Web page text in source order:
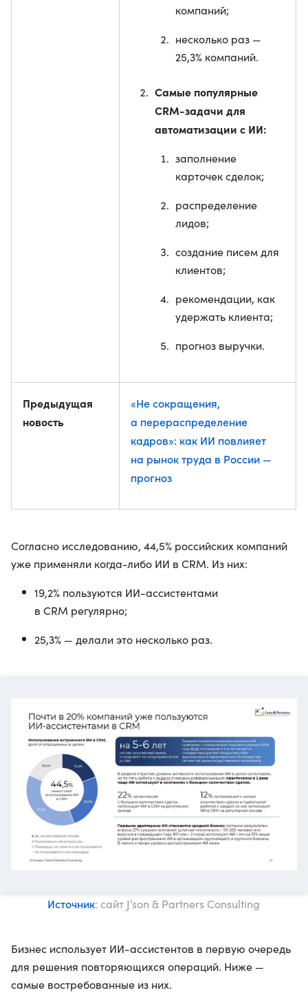
компаний;
несколько раз —
25,3% компаний.
Самые популярные
CRM-задачи для
автоматизации с ИИ:
заполнение
карточек сделок;
распределение
лидов;
создание писем для
клиентов;
рекомендации, как
удержать клиента;
прогноз выручки.
Предыдущая
новость
«Не сокращения,
а перераспределение
кадров»: как ИИ повлияет
на рынок труда в России —
прогноз
Согласно исследованию, 44,5% российских компаний
уже применяли когда-либо ИИ в CRM. Из них:
19,2% пользуются ИИ-ассистентами
в CRM регулярно;
25,3% — делали это несколько раз.
Источник: сайт J’son & Partners Consulting
Бизнес использует ИИ-ассистентов в первую очередь
для решения повторяющихся операций. Ниже —
самые востребованные из них.